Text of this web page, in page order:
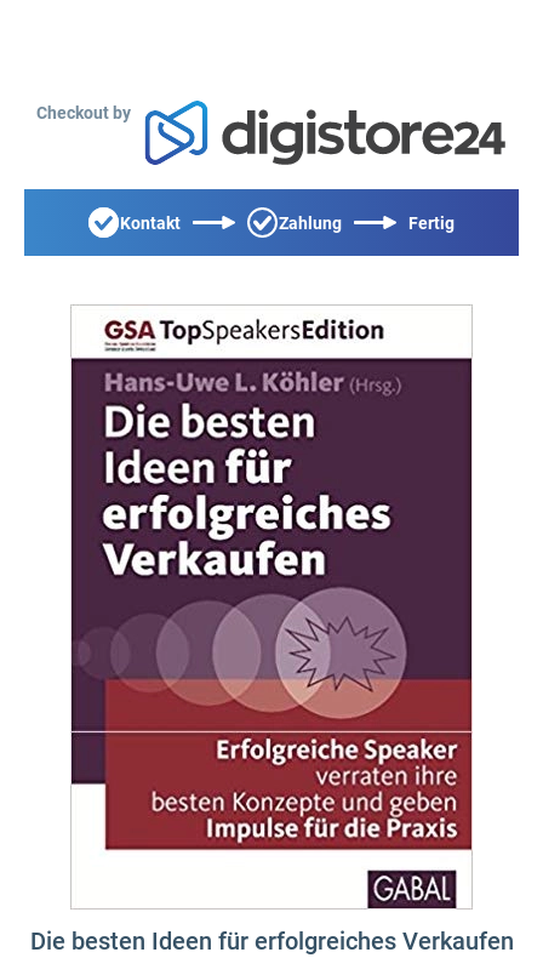
Checkout by
Kontakt Zahlung Fertig
Die besten Ideen für erfolgreiches Verkaufen